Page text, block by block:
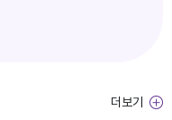
더보기